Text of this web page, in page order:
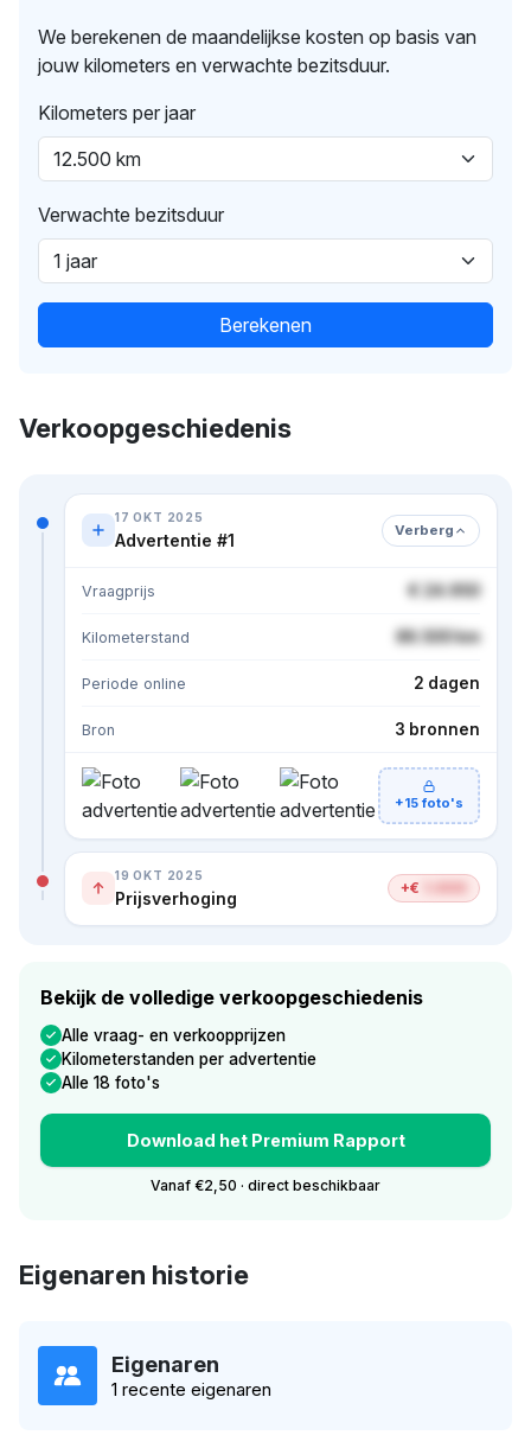
We berekenen de maandelijkse kosten op basis van
jouw kilometers en verwachte bezitsduur.
Kilometers per jaar
Verwachte bezitsduur
Berekenen
Verkoopgeschiedenis
17 OKT 2025
Advertentie #1 Verberg
Vraagprijs € 24.950
Kilometerstand 86.500 km
Periode online 2 dagen
Bron 3 bronnen
+15 foto's
19 OKT 2025
Prijsverhoging +€
Bekijk de volledige verkoopgeschiedenis
Alle vraag- en verkoopprijzen
Kilometerstanden per advertentie
Alle 18 foto's
Download het Premium Rapport
Vanaf €2,50 · direct beschikbaar
Eigenaren historie
Eigenaren
1 recente eigenaren